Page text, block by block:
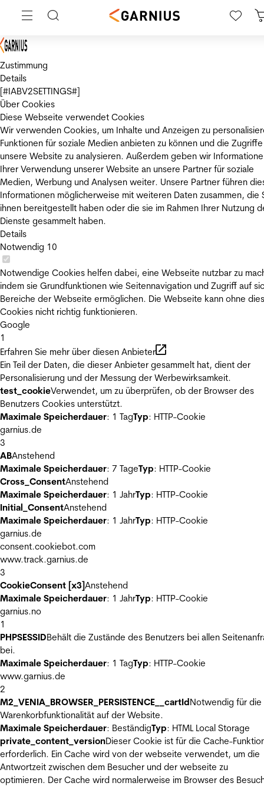
Zustimmung
Details
[#IABV2SETTINGS#]
Über Cookies
Diese Webseite verwendet Cookies
Wir verwenden Cookies, um Inhalte und Anzeigen zu
Funktionen für soziale Medien anbieten zu können und die
unsere Website zu analysieren. Außerdem geben wir
Ihrer Verwendung unserer Website an unsere Partner für soziale
Medien, Werbung und Analysen weiter. Unsere Partner führen
Informationen möglicherweise mit weiteren Daten zusammen, die
ihnen bereitgestellt haben oder die sie im Rahmen Ihrer Nutzung
Dienste gesammelt haben.
Details
Notwendig 10
Notwendige Cookies helfen dabei, eine Webseite nutzbar zu
indem sie Grundfunktionen wie Seitennavigation und Zugriff auf
Bereiche der Webseite ermöglichen. Die Webseite kann ohne
Cookies nicht richtig funktionieren.
Google
1
Erfahren Sie mehr über diesen Anbieter
Ein Teil der Daten, die dieser Anbieter gesammelt hat, dient der
Personalisierung und der Messung der Werbewirksamkeit.
test_cookieVerwendet, um zu überprüfen, ob der Browser des
Benutzers Cookies unterstützt.
Maximale Speicherdauer: 1 TagTyp: HTTP-Cookie
garnius.de
3
ABAnstehend
Maximale Speicherdauer: 7 TageTyp: HTTP-Cookie
Cross_ConsentAnstehend
Maximale Speicherdauer: 1 JahrTyp: HTTP-Cookie
Initial_ConsentAnstehend
Maximale Speicherdauer: 1 JahrTyp: HTTP-Cookie
garnius.de
consent.cookiebot.com
www.track.garnius.de
3
CookieConsent [x3]Anstehend
Maximale Speicherdauer: 1 JahrTyp: HTTP-Cookie
garnius.no
1
PHPSESSIDBehält die Zustände des Benutzers bei allen
bei.
Maximale Speicherdauer: 1 TagTyp: HTTP-Cookie
www.garnius.de
2
M2_VENIA_BROWSER_PERSISTENCE__cartIdNotwendig für die
Warenkorbfunktionalität auf der Website.
Maximale Speicherdauer: BeständigTyp: HTML Local Storage
private_content_versionDieser Cookie ist für die Cache-
erforderlich. Ein Cache wird von der webseite verwendet, um die
Antwortzeit zwischen dem Besucher und der webseite zu
optimieren. Der Cache wird normalerweise im Browser des